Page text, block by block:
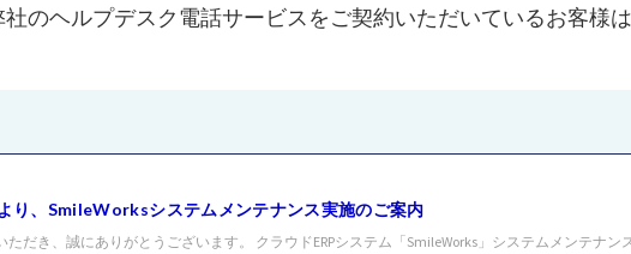
のヘルプデスク電話サービスをご契約いただいているお客様
り、SmileWorksシステムメンテナンス実施のご案内
だき、誠にありがとうございます。 クラウドERPシステム「SmileWorks」システムメンテナン